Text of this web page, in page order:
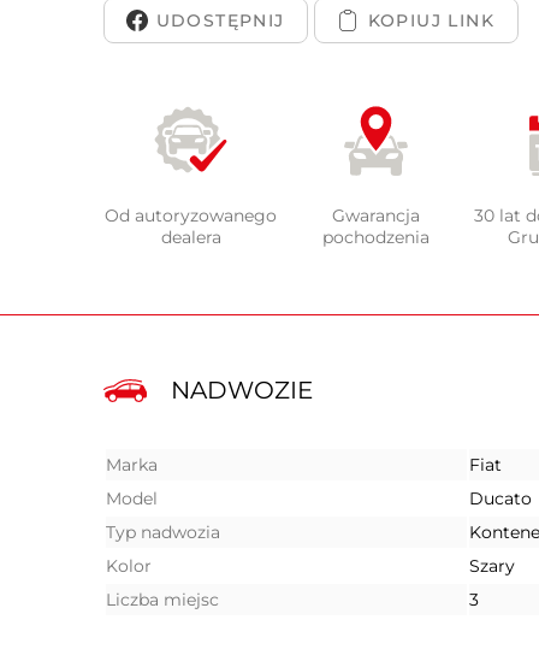
UDOSTĘPNIJ
Od autoryzowanego
dealera
Gwarancja
pochodzenia
30 lat
NADWOZIE
Marka
Fiat
Model
Ducato
Typ nadwozia
Kolor
Szary
Liczba miejsc
3